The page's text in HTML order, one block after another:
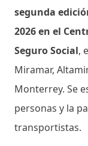
segunda
2026 en el
Seguro Social,
Miramar,
Monterrey. Se
personas y la
transportistas.